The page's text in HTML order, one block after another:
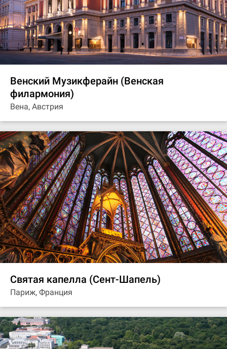
Венский Музикферайн (Венская
филармония)
Вена, Австрия
Святая капелла (Сент-Шапель)
Париж, Франция